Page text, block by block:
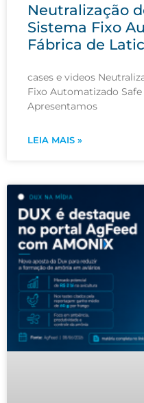
Neutralização
Sistema Fixo
Fábrica de
cases e videos
Fixo Automatizado
Apresentamos
LEIA MAIS »